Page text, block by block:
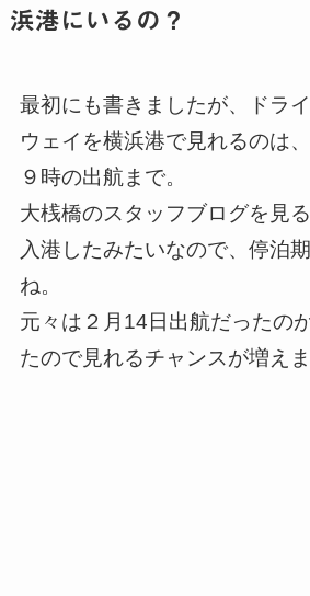
浜港にいるの？
最初にも書きましたが、ドラ
ウェイを横浜港で見れるのは
９時の出航まで。
大桟橋のスタッフブログを見
入港したみたいなので、停泊
ね。
元々は２月14日出航だったの
たので見れるチャンスが増え